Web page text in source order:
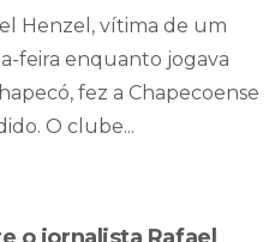
Henzel, vítima de um
feira enquanto jogava
fez a Chapecoense
O clube...